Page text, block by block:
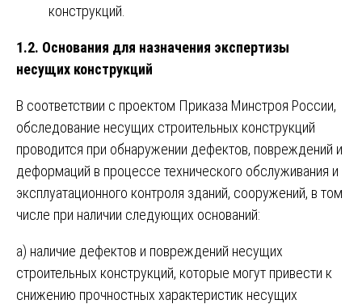
конструкций.
1.2. Основания для назначения экспертизы
несущих конструкций
В соответствии с проектом Приказа Минстроя России,
обследование несущих строительных конструкций
проводится при обнаружении дефектов, повреждений и
деформаций в процессе технического обслуживания и
эксплуатационного контроля зданий, сооружений, в том
числе при наличии следующих оснований:
а) наличие дефектов и повреждений несущих
строительных конструкций, которые могут привести к
снижению прочностных характеристик несущих